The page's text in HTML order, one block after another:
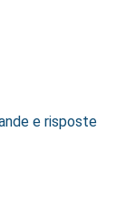
e risposte